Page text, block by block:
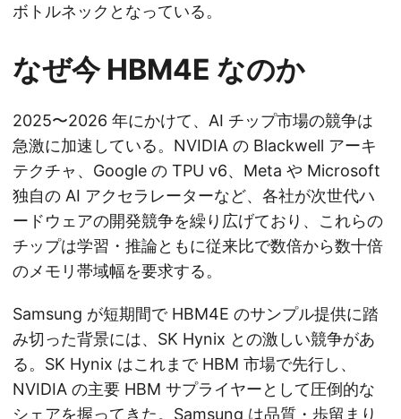
ボトルネックとなっている。
なぜ今 HBM4E なのか
2025〜2026 年にかけて、AI チップ市場の競争は
急激に加速している。NVIDIA の Blackwell アーキ
テクチャ、Google の TPU v6、Meta や Microsoft
独自の AI アクセラレーターなど、各社が次世代ハ
ードウェアの開発競争を繰り広げており、これらの
チップは学習・推論ともに従来比で数倍から数十倍
のメモリ帯域幅を要求する。
Samsung が短期間で HBM4E のサンプル提供に踏
み切った背景には、SK Hynix との激しい競争があ
る。SK Hynix はこれまで HBM 市場で先行し、
NVIDIA の主要 HBM サプライヤーとして圧倒的な
シェアを握ってきた。Samsung は品質・歩留まり